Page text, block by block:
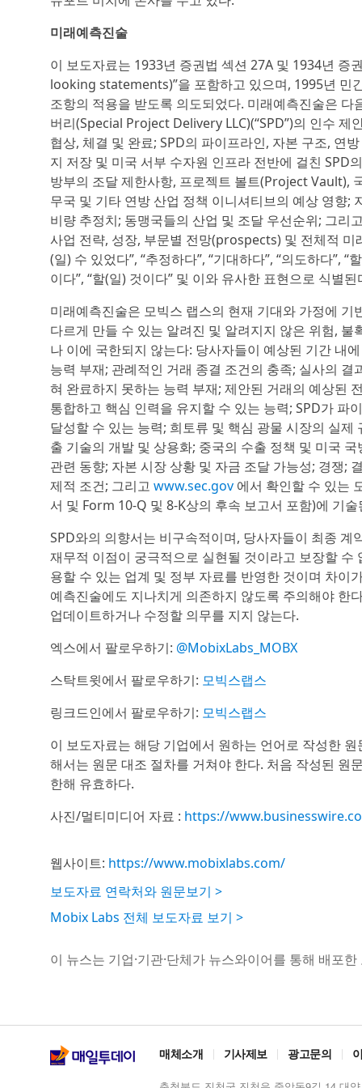
미래예측진술
이 보도자료는 1933년 증권법 섹션 27A 및 1934년
looking statements)”을 포함하고 있으며, 1995년 민
조항의 적용을 받도록 의도되었다. 미래예측진술은
버리(Special Project Delivery LLC)(“SPD”)의 인수
협상, 체결 및 완료; SPD의 파이프라인, 자본 구조, 연
지 저장 및 미국 서부 수자원 인프라 전반에 걸친 SPD
방부의 조달 제한사항, 프로젝트 볼트(Project Vault),
무국 및 기타 연방 산업 정책 이니셔티브의 예상 영향;
비량 추정치; 동맹국들의 산업 및 조달 우선순위; 그리
사업 전략, 성장, 부문별 전망(prospects) 및 전체적 미
(일) 수 있었다”, “추정하다”, “기대하다”, “의도하다”, “
이다”, “할(일) 것이다” 및 이와 유사한 표현으로 식별된
미래예측진술은 모빅스 랩스의 현재 기대와 가정에
다르게 만들 수 있는 알려진 및 알려지지 않은 위험,
나 이에 국한되지 않는다: 당사자들이 예상된 기간 내
능력 부재; 관례적인 거래 종결 조건의 충족; 실사의
혀 완료하지 못하는 능력 부재; 제안된 거래의 예상된
통합하고 핵심 인력을 유지할 수 있는 능력; SPD가
달성할 수 있는 능력; 희토류 및 핵심 광물 시장의 실
출 기술의 개발 및 상용화; 중국의 수출 정책 및 미국
관련 동향; 자본 시장 상황 및 자금 조달 가능성; 경쟁;
제적 조건; 그리고 www.sec.gov 에서 확인할 수 있는
서 및 Form 10-Q 및 8-K상의 후속 보고서 포함)에 기
SPD와의 의향서는 비구속적이며, 당사자들이 최종
재무적 이점이 궁극적으로 실현될 것이라고 보장할
용할 수 있는 업계 및 정부 자료를 반영한 것이며 차이
예측진술에도 지나치게 의존하지 않도록 주의해야 한
업데이트하거나 수정할 의무를 지지 않는다.
엑스에서 팔로우하기: @MobixLabs_MOBX
스탁트윗에서 팔로우하기: 모빅스랩스
링크드인에서 팔로우하기: 모빅스랩스
이 보도자료는 해당 기업에서 원하는 언어로 작성한
해서는 원문 대조 절차를 거쳐야 한다. 처음 작성된 원
한해 유효하다.
사진/멀티미디어 자료 : https://
웹사이트: https://www.mobixlabs.com/
보도자료 연락처와 원문보기 >
Mobix Labs 전체 보도자료 보기 >
이 뉴스는 기업·기관·단체가 뉴스와이어를 통해 배포